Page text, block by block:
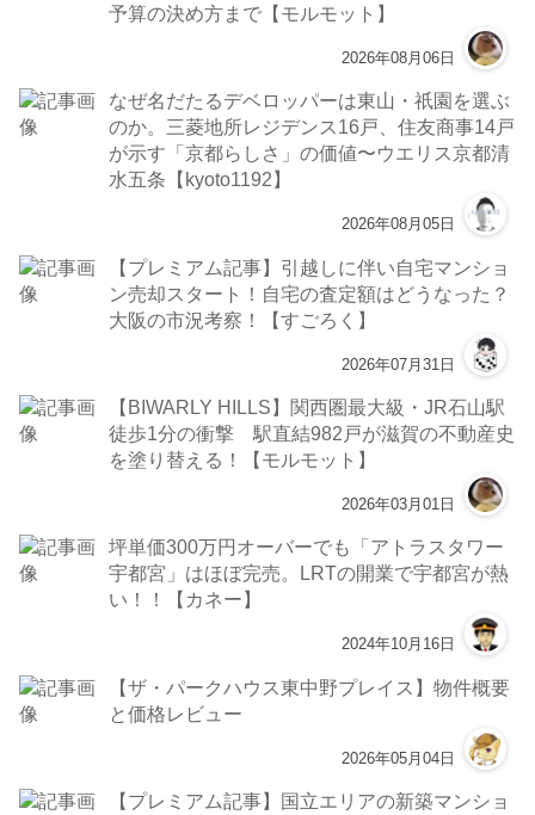
予算の決め方まで【モルモット】
2026年08月06日
なぜ名だたるデベロッパーは東山・祇園を選ぶ
のか。三菱地所レジデンス16戸、住友商事14戸
が示す「京都らしさ」の価値〜ウエリス京都清
水五条【kyoto1192】
2026年08月05日
【プレミアム記事】引越しに伴い自宅マンショ
ン売却スタート！自宅の査定額はどうなった？
大阪の市況考察！【すごろく】
2026年07月31日
【BIWARLY HILLS】関西圏最大級・JR石山駅
徒歩1分の衝撃 駅直結982戸が滋賀の不動産史
を塗り替える！【モルモット】
2026年03月01日
坪単価300万円オーバーでも「アトラスタワー
宇都宮」はほぼ完売。LRTの開業で宇都宮が熱
い！！【カネー】
2024年10月16日
【ザ・パークハウス東中野プレイス】物件概要
と価格レビュー
2026年05月04日
【プレミアム記事】国立エリアの新築マンショ